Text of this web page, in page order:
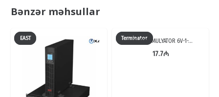
Bənzər məhsullar
EAST Terminator
UPS AKKUMULYATOR 6V-1-…
17.7₼